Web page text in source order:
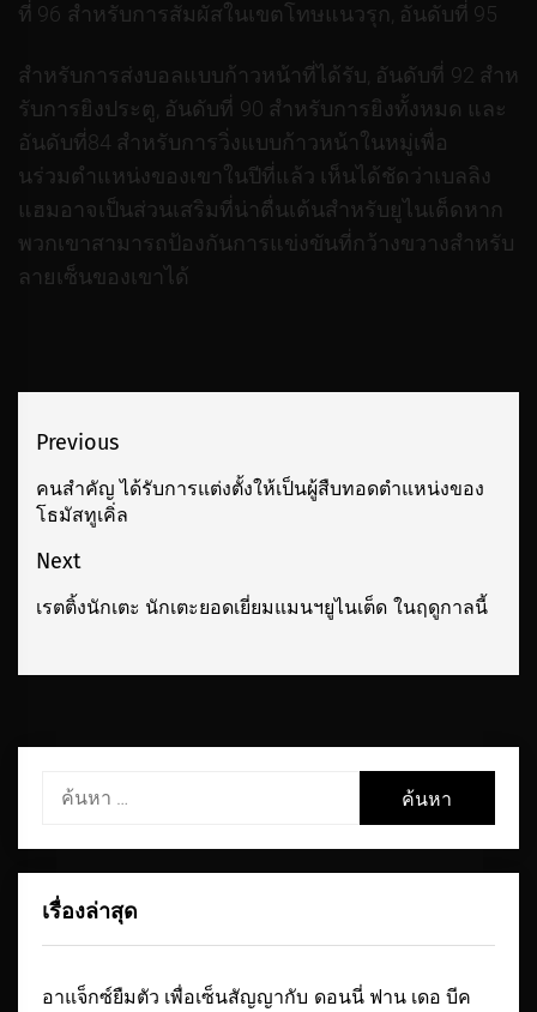
ที่ 96 สําหรับการสัมผัสในเขตโทษแนวรุก, อันดับที่ 95
สําหรับการส่งบอลแบบก้าวหน้าที่ได้รับ, อันดับที่ 92 สําห
รับการยิงประตู, อันดับที่ 90 สําหรับการยิงทั้งหมด และ
อันดับที่84 สําหรับการวิ่งแบบก้าวหน้าในหมู่เพื่อ
นร่วมตําแหน่งของเขาในปีที่แล้ว เห็นได้ชัดว่าเบลลิง
แฮมอาจเป็นส่วนเสริมที่น่าตื่นเต้นสําหรับยูไนเต็ดหาก
พวกเขาสามารถป้องกันการแข่งขันที่กว้างขวางสําหรับ
ลายเซ็นของเขาได้
เมนู
นำทาง
เรื่อง
Previous
Previous
post:
คนสำคัญ ได้รับการแต่งตั้งให้เป็นผู้สืบทอดตำแหน่งของ
โธมัสทูเคิ่ล
Next
Next
เรตติ้งนักเตะ นักเตะยอดเยี่ยมแมนฯยูไนเต็ด ในฤดูกาลนี้
ค้นหา
เรื่องล่าสุด
อาแจ็กซ์ยืมตัว เพื่อเซ็นสัญญากับ ดอนนี่ ฟาน เดอ บีค